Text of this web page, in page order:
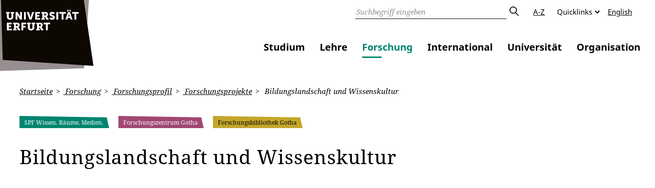
A-Z Quicklinks English
Studium Lehre Forschung International Universität Organisation
Startseite Forschung Forschungsprofil Forschungsprojekte Bildungslandschaft und Wissenskultur
SPF Wissen. Räume. Medien. Forschungszentrum Gotha Forschungsbibliothek Gotha
Bildungslandschaft und Wissenskultur